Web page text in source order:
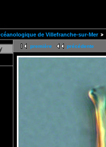
de Villefranche-sur-Mer
première précédente